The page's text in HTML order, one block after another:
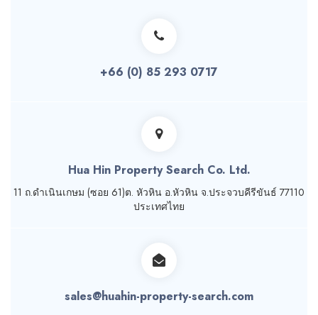
+66 (0) 85 293 0717
Hua Hin Property Search Co. Ltd.
11 ถ.ดำเนินเกษม (ซอย 61)ต. หัวหิน อ.หัวหิน จ.ประจวบคีรีขันธ์ 77110
ประเทศไทย
sales@huahin-property-search.com